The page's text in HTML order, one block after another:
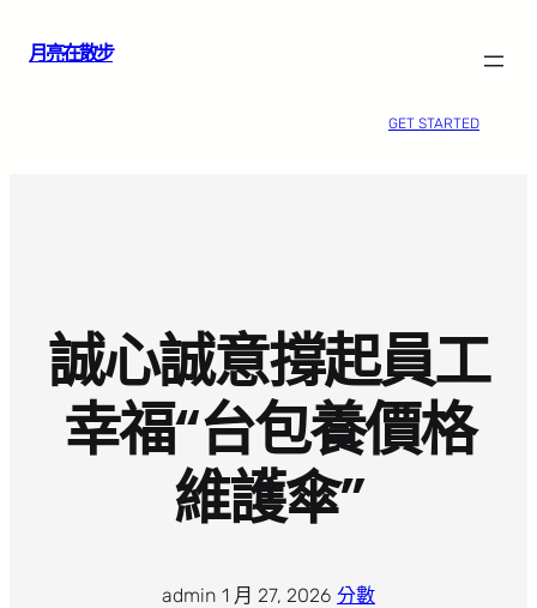
月亮在散步
GET STARTED
誠心誠意撐起員工
幸福“台包養價格
維護傘”
admin 1 月 27, 2026 分數